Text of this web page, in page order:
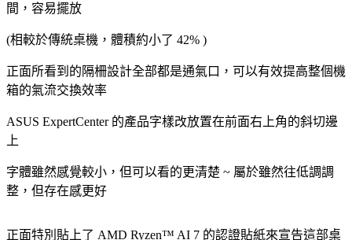
間，容易擺放
(相較於傳統桌機，體積約小了 42% )
正面所看到的隔柵設計全部都是通氣口，可以有效提高整個機
箱的氣流交換效率
ASUS ExpertCenter 的產品字樣改放置在前面右上角的斜切邊
上
字體雖然感覺較小，但可以看的更清楚 ~ 屬於雖然往低調調
整，但存在感更好
正面特別貼上了 AMD Ryzen™ AI 7 的認證貼紙來宣告這部桌